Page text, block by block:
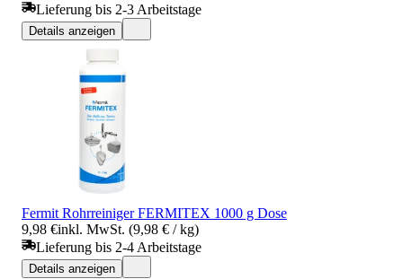
Lieferung bis 2-3 Arbeitstage
Details anzeigen
Fermit Rohrreiniger FERMITEX 1000 g Dose
9,98 €inkl. MwSt. (9,98 € / kg)
Lieferung bis 2-4 Arbeitstage
Details anzeigen